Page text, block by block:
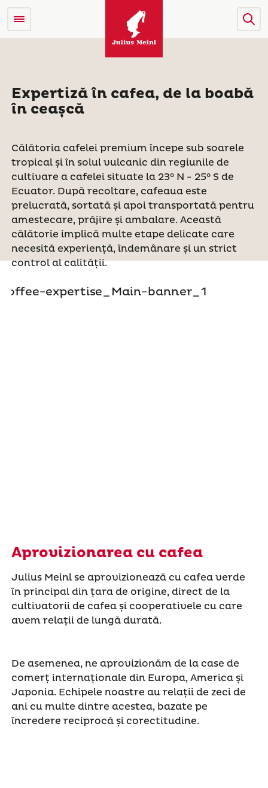
Expertiză în cafea, de la boabă
în ceașcă
Călătoria cafelei premium începe sub soarele
tropical și în solul vulcanic din regiunile de
cultivare a cafelei situate la 23° N - 25° S de
Ecuator. După recoltare, cafeaua este
prelucrată, sortată și apoi transportată pentru
amestecare, prăjire și ambalare. Această
călătorie implică multe etape delicate care
necesită experiență, îndemânare și un strict
control al calității.
Aprovizionarea cu cafea
Julius Meinl se aprovizionează cu cafea verde
în principal din țara de origine, direct de la
cultivatorii de cafea și cooperativele cu care
avem relații de lungă durată.
De asemenea, ne aprovizionăm de la case de
comerț internaționale din Europa, America și
Japonia. Echipele noastre au relații de zeci de
ani cu multe dintre acestea, bazate pe
încredere reciprocă și corectitudine.